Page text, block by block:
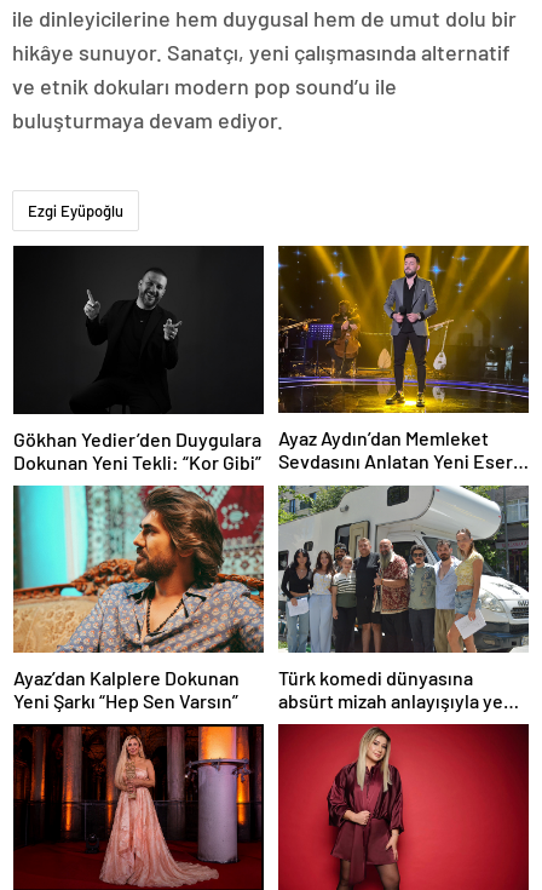
ile dinleyicilerine hem duygusal hem de umut dolu bir
hikâye sunuyor. Sanatçı, yeni çalışmasında alternatif
ve etnik dokuları modern pop sound’u ile
buluşturmaya devam ediyor.
Ezgi Eyüpoğlu
Gökhan Yedier’den Duygulara
Dokunan Yeni Tekli: “Kor Gibi”
Ayaz Aydın’dan Memleket
Sevdasını Anlatan Yeni Eser:
“Biz Sivaslıyız”
Ayaz’dan Kalplere Dokunan
Yeni Şarkı “Hep Sen Varsın”
Türk komedi dünyasına
absürt mizah anlayışıyla yeni
bir soluk getirmeye
hazırlanan “Şebeke: Sinyal
Yok”, çekimlerine başladı.